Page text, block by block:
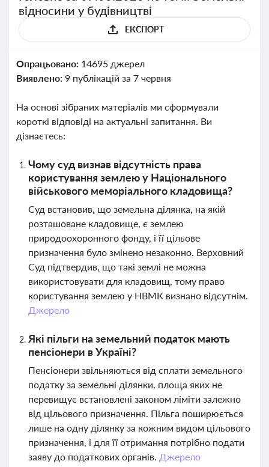
відносини у будівництві
ЕКСПОРТ
Опрацьовано: 14695 джерел
Виявлено: 9 публікацій за 7 червня
На основі зібраних матеріалів ми сформували
короткі відповіді на актуальні запитання. Ви
дізнаєтесь:
Чому суд визнав відсутність права
користування землею у Національного
військового меморіального кладовища?
Суд встановив, що земельна ділянка, на якій
розташоване кладовище, є землею
природоохоронного фонду, і її цільове
призначення було змінено незаконно. Верховний
Суд підтвердив, що такі землі не можна
використовувати для кладовищ, тому право
користування землею у НВМК визнано відсутнім.
Джерело
Які пільги на земельний податок мають
пенсіонери в Україні?
Пенсіонери звільняються від сплати земельного
податку за земельні ділянки, площа яких не
перевищує встановлені законом ліміти залежно
від цільового призначення. Пільга поширюється
лише на одну ділянку за кожним видом цільового
призначення, і для її отримання потрібно подати
заяву до податкових органів. Джерело